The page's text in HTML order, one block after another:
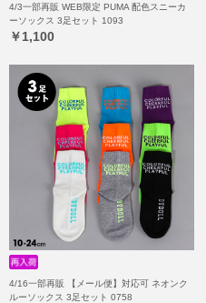
4/3一部再販 WEB限定 PUMA 配色スニーカ
ーソックス 3足セット 1093
￥1,100
4/16一部再販 【メール便】対応可 ネオンク
ルーソックス 3足セット 0758